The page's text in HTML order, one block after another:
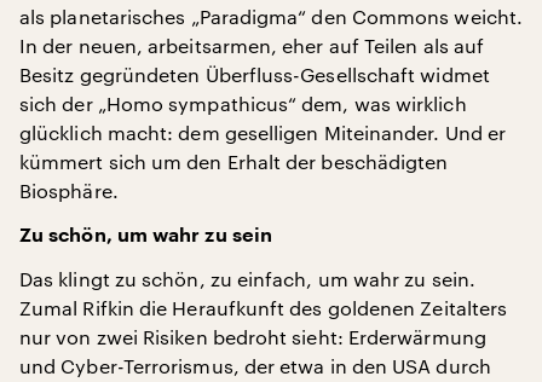
als planetarisches „Paradigma“ den Commons weicht.
In der neuen, arbeitsarmen, eher auf Teilen als auf
Besitz gegründeten Überfluss-Gesellschaft widmet
sich der „Homo sympathicus“ dem, was wirklich
glücklich macht: dem geselligen Miteinander. Und er
kümmert sich um den Erhalt der beschädigten
Biosphäre.
Zu schön, um wahr zu sein
Das klingt zu schön, zu einfach, um wahr zu sein.
Zumal Rifkin die Heraufkunft des goldenen Zeitalters
nur von zwei Risiken bedroht sieht: Erderwärmung
und Cyber-Terrorismus, der etwa in den USA durch